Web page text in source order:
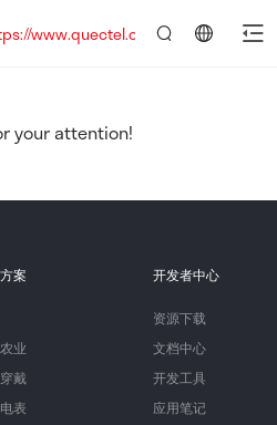
www.quectel.com.cn
your attention!
案
业
戴
表
开发者中心
资源下载
文档中心
开发工具
应用笔记